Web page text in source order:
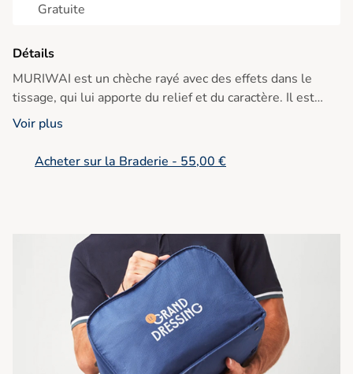
Gratuite
Détails
MURIWAI est un chèche rayé avec des effets dans le
tissage, qui lui apporte du relief et du caractère. Il est
très doux et confectionné en coton biologique.
Ref :Muriwai
Voir plus
Acheter sur la Braderie - 55,00 €